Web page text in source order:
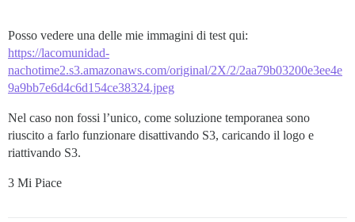
Posso vedere una delle mie immagini di test qui:
https://lacomunidad-
nachotime2.s3.amazonaws.com/original/2X/2/2aa79b03200e3ee4e
9a9bb7e6d4c6d154ce38324.jpeg
Nel caso non fossi l’unico, come soluzione temporanea sono
riuscito a farlo funzionare disattivando S3, caricando il logo e
riattivando S3.
3 Mi Piace